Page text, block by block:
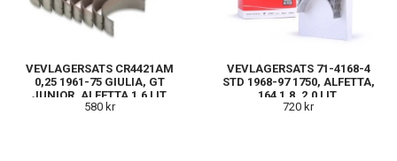
VEVLAGERSATS CR4421AM
0,25 1961-75 GIULIA, GT
JUNIOR, ALFETTA 1,6 LIT.
580 kr
VEVLAGERSATS 71-4168-4
STD 1968-97 1750, ALFETTA,
164 1,8, 2,0 LIT.
720 kr